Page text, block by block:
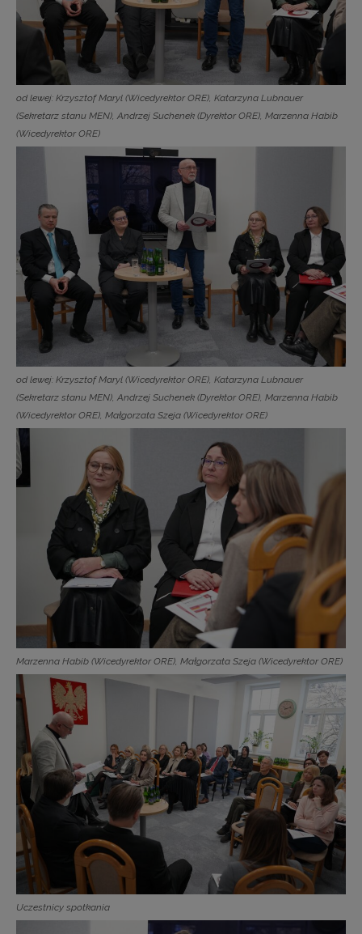
od lewej: Krzysztof Maryl (Wicedyrektor ORE), Katarzyna Lubnauer
(Sekretarz stanu MEN), Andrzej Suchenek (Dyrektor ORE), Marzenna Habib
(Wicedyrektor ORE)
od lewej: Krzysztof Maryl (Wicedyrektor ORE), Katarzyna Lubnauer
(Sekretarz stanu MEN), Andrzej Suchenek (Dyrektor ORE), Marzenna Habib
(Wicedyrektor ORE), Małgorzata Szeja (Wicedyrektor ORE)
Marzenna Habib (Wicedyrektor ORE), Małgorzata Szeja (Wicedyrektor ORE)
Uczestnicy spotkania